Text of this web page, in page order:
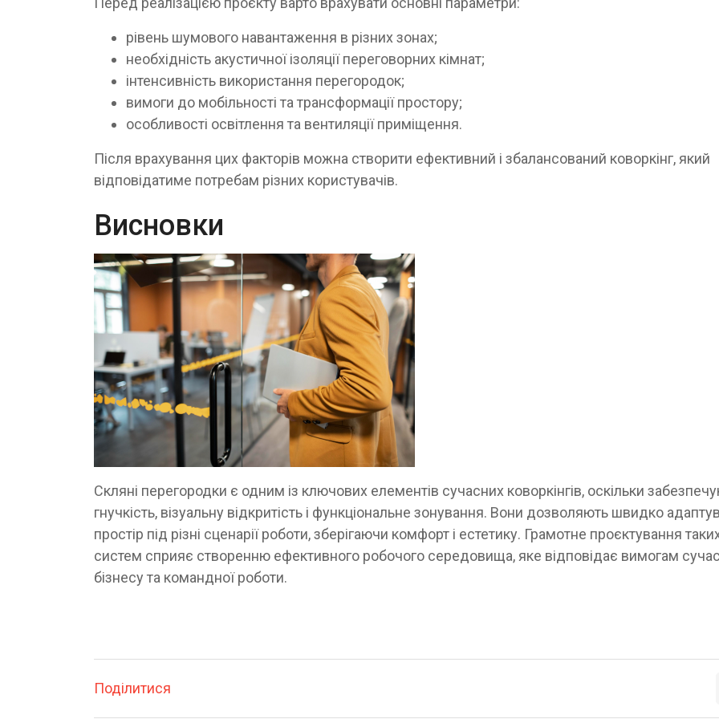
рівень шумового навантаження в різних зонах;
необхідність акустичної ізоляції переговорних кімнат;
інтенсивність використання перегородок;
вимоги до мобільності та трансформації простору;
особливості освітлення та вентиляції приміщення.
Після врахування цих факторів можна створити ефективний і збалансований коворкінг, який
відповідатиме потребам різних користувачів.
Висновки
Скляні перегородки є одним із ключових елементів сучасних коворкінгів, оскільки
гнучкість, візуальну відкритість і функціональне зонування. Вони дозволяють швидко
простір під різні сценарії роботи, зберігаючи комфорт і естетику. Грамотне проєктування
систем сприяє створенню ефективного робочого середовища, яке відповідає вимогам
бізнесу та командної роботи.
Поділитися